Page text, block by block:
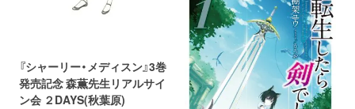
『シャーリー・メディスン』3巻
発売記念 森薫先生リアルサイ
ン会 ２DAYS(秋葉原)